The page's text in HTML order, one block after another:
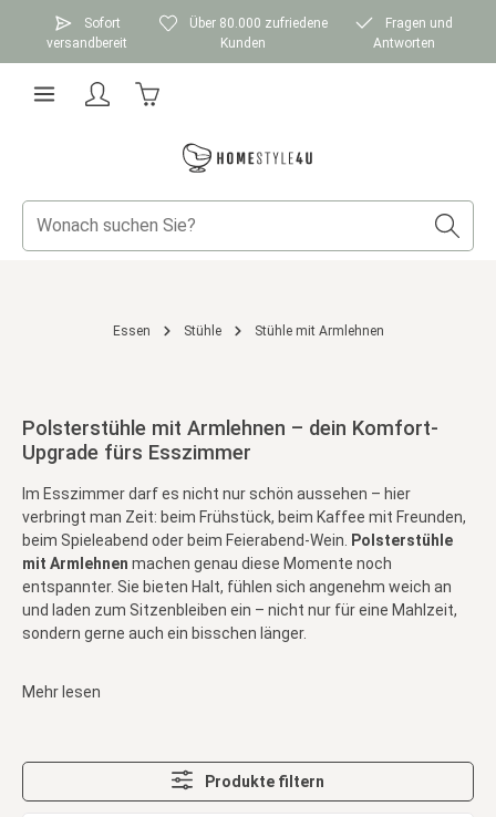
Zum Hauptinhalt springen
Sofort
versandbereit
Über 80.000 zufriedene
Kunden
Fragen und
Antworten
Essen Stühle Stühle mit Armlehnen
Polsterstühle mit Armlehnen – dein Komfort-
Upgrade fürs Esszimmer
Im Esszimmer darf es nicht nur schön aussehen – hier
verbringt man Zeit: beim Frühstück, beim Kaffee mit Freunden,
beim Spieleabend oder beim Feierabend-Wein.
Polsterstühle
mit Armlehnen machen genau diese Momente noch
entspannter. Sie bieten Halt, fühlen sich angenehm weich an
und laden zum Sitzenbleiben ein – nicht nur für eine Mahlzeit,
sondern gerne auch ein bisschen länger.
Mehr lesen
Produkte filtern